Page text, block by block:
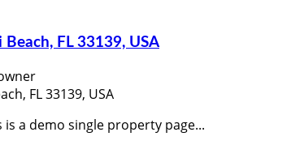
FL 33139, USA
FL 33139, USA
a demo single property page...